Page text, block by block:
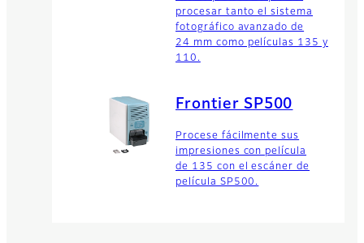
procesar tanto el sistema
fotográfico avanzado de
24 mm como películas 135 y
110.
Frontier SP500
Procese fácilmente sus
impresiones con película
de 135 con el escáner de
película SP500.